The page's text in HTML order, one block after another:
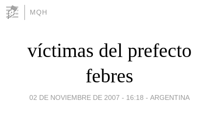
MQH
víctimas del prefecto
febres
02 DE NOVIEMBRE DE 2007 - 16:18 - ARGENTINA